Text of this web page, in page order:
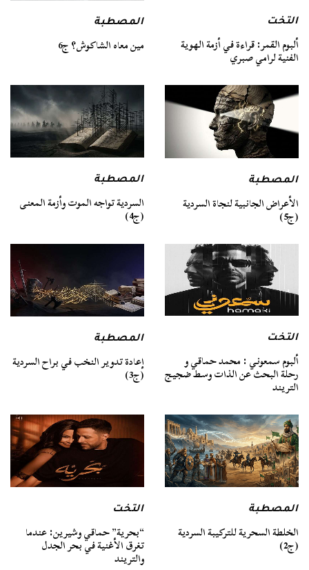
التخت
ألبوم القمر: قراءة في أزمة الهوية
الفنية لرامي صبري
المصطبة
مين معاه الشاكوش؟ ج6
المصطبة
الأعراض الجانبية لنجاة السردية
(ج5)
المصطبة
السردية تواجه الموت وأزمة المعنى
(ج4)
التخت
ألبوم سمعوني : محمد حماقي و
رحلة البحث عن الذات وسط ضجيج
التريند
المصطبة
إعادة تدوير النخب في براح السردية
(ج3)
المصطبة
الخلطة السحرية للتركيبة السردية
(ج2)
التخت
“بحرية” حماقي وشيرين: عندما
تغرق الأغنية في بحر الجدل
والتريند